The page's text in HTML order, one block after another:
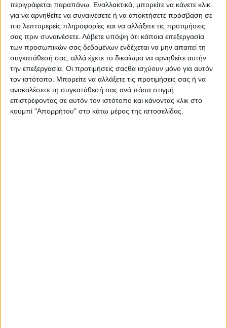
περιγράφεται παραπάνω. Εναλλακτικά, μπορείτε να κάνετε κλικ
για να αρνηθείτε να συναινέσετε ή να αποκτήσετε πρόσβαση σε
πιο λεπτομερείς πληροφορίες και να αλλάξετε τις προτιμήσεις
σας πριν συναινέσετε. Λάβετε υπόψη ότι κάποια επεξεργασία
των προσωπικών σας δεδομένων ενδέχεται να μην απαιτεί τη
συγκατάθεσή σας, αλλά έχετε το δικαίωμα να αρνηθείτε αυτήν
την επεξεργασία. Οι προτιμήσεις σαςθα ισχύουν μόνο για αυτόν
τον ιστότοπο. Μπορείτε να αλλάξετε τις προτιμήσεις σας ή να
ανακαλέσετε τη συγκατάθεσή σας ανά πάσα στιγμή
επιστρέφοντας σε αυτόν τον ιστότοπο και κάνοντας κλικ στο
κουμπί "Απορρήτου" στο κάτω μέρος της ιστοσελίδας.
Δείτε το πρόγραμμα της εκδήλωσης